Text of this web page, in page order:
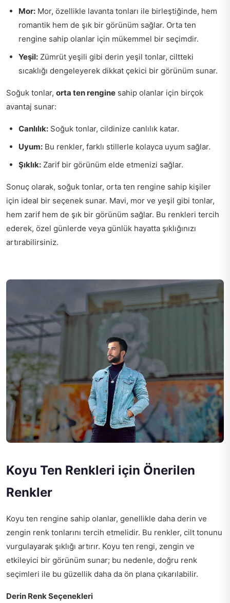
Mor: Mor, özellikle lavanta tonları ile birleştiğinde, hem
romantik hem de şık bir görünüm sağlar. Orta ten
rengine sahip olanlar için mükemmel bir seçimdir.
Yeşil: Zümrüt yeşili gibi derin yeşil tonlar, ciltteki
sıcaklığı dengeleyerek dikkat çekici bir görünüm sunar.
Soğuk tonlar, orta ten rengine sahip olanlar için birçok
avantaj sunar:
Canlılık: Soğuk tonlar, cildinize canlılık katar.
Uyum: Bu renkler, farklı stillerle kolayca uyum sağlar.
Şıklık: Zarif bir görünüm elde etmenizi sağlar.
Sonuç olarak, soğuk tonlar, orta ten rengine sahip kişiler
için ideal bir seçenek sunar. Mavi, mor ve yeşil gibi tonlar,
hem zarif hem de şık bir görünüm sağlar. Bu renkleri tercih
ederek, özel günlerde veya günlük hayatta şıklığınızı
artırabilirsiniz.
Koyu Ten Renkleri için Önerilen
Renkler
Koyu ten rengine sahip olanlar, genellikle daha derin ve
zengin renk tonlarını tercih etmelidir. Bu renkler, cilt tonunu
vurgulayarak şıklığı artırır. Koyu ten rengi, zengin ve
etkileyici bir görünüm sunar; bu nedenle, doğru renk
seçimleri ile bu güzellik daha da ön plana çıkarılabilir.
Derin Renk Seçenekleri